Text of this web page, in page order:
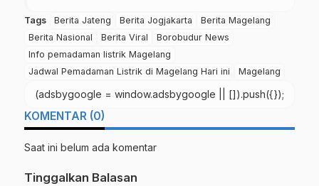
Tags Berita Jateng Berita Jogjakarta
Berita Magelang
Berita Nasional
Berita Viral
Borobudur News
Info pemadaman listrik Magelang
Jadwal Pemadaman Listrik di Magelang Hari ini
Magelang
(adsbygoogle = window.adsbygoogle || []).push({});
KOMENTAR (0)
Saat ini belum ada komentar
Tinggalkan Balasan